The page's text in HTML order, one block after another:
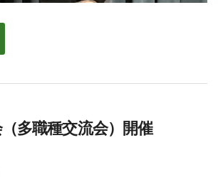
多職種交流会）開催